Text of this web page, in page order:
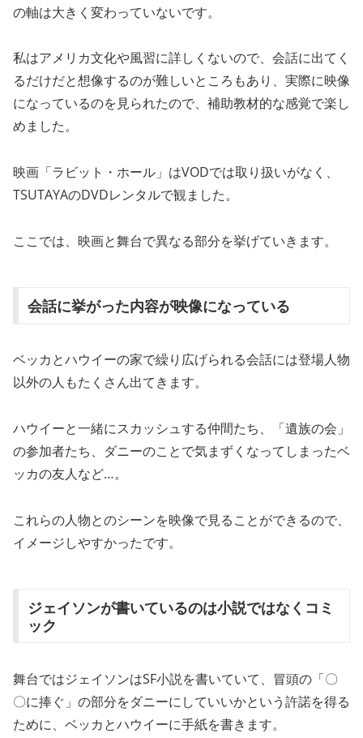
の軸は大きく変わっていないです。
私はアメリカ文化や風習に詳しくないので、会話に出てく
るだけだと想像するのが難しいところもあり、実際に映像
になっているのを見られたので、補助教材的な感覚で楽し
めました。
映画「ラビット・ホール」はVODでは取り扱いがなく、
TSUTAYAのDVDレンタルで観ました。
ここでは、映画と舞台で異なる部分を挙げていきます。
会話に挙がった内容が映像になっている
ベッカとハウイーの家で繰り広げられる会話には登場人物
以外の人もたくさん出てきます。
ハウイーと一緒にスカッシュする仲間たち、「遺族の会」
の参加者たち、ダニーのことで気まずくなってしまったベ
ッカの友人など…。
これらの人物とのシーンを映像で見ることができるので、
イメージしやすかったです。
ジェイソンが書いているのは小説ではなくコミ
ック
舞台ではジェイソンはSF小説を書いていて、冒頭の「〇
〇に捧ぐ」の部分をダニーにしていいかという許諾を得る
ために、ベッカとハウイーに手紙を書きます。